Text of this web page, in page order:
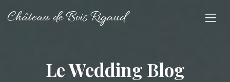
Château de Bois Rigaud
Le Wedding Blog